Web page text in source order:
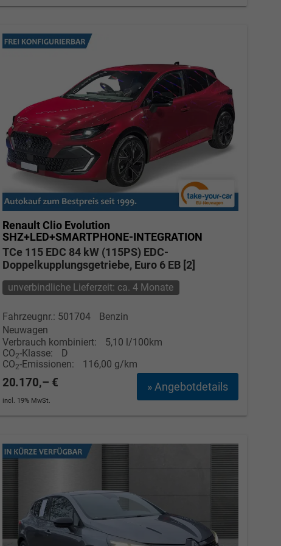
Renault Clio Evolution
SHZ+LED+SMARTPHONE-INTEGRATION
TCe 115 EDC 84 kW (115PS) EDC-
Doppelkupplungsgetriebe, Euro 6 EB [2]
unverbindliche Lieferzeit: ca. 4 Monate
Fahrzeugnr.: 501704
Benzin
Neuwagen
Verbrauch kombiniert:
5,10 l/100km
CO2-Klasse:
D
CO2-Emissionen: 116,00 g/km
» Angebotdetails
20.170,– €
incl. 19% MwSt.
Tel. 04181/2176-27
calakovic@take-your-car.de